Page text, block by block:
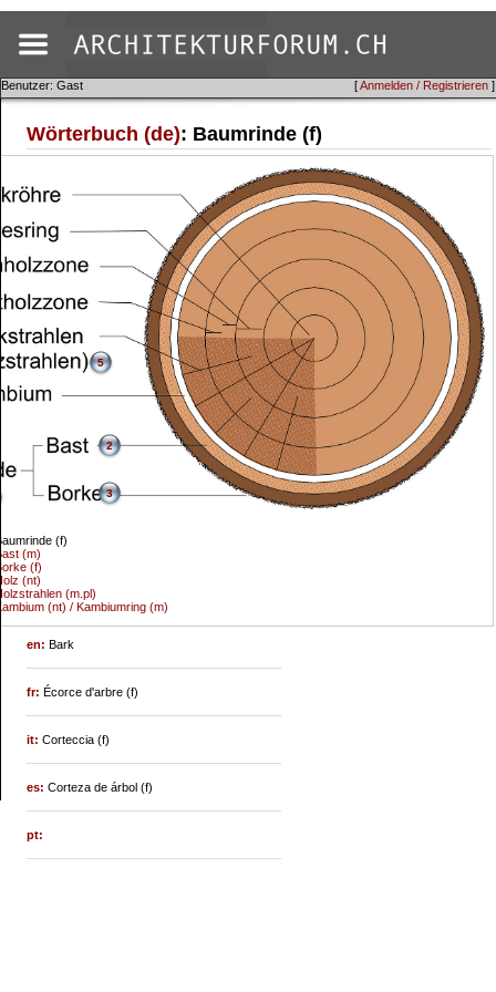
[Anmelden / Registrieren ]
Benutzer: Gast
Wörterbuch (de): Baumrinde (f)
(f)
(m)
2
(f)
3
(nt)
(m.pl)
5
(nt) / Kambiumring (m)
en:Bark
fr:Écorce d'arbre (f)
it:Corteccia (f)
es:Corteza de árbol (f)
pt: